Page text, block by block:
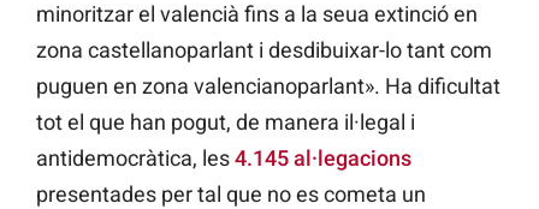
minoritzar el valencià fins a la seua extinció en
zona castellanoparlant i desdibuixar-lo tant com
puguen en zona valencianoparlant». Ha dificultat
tot el que han pogut, de manera il·legal i
antidemocràtica, les4.145 al·legacions
presentades per tal que no es cometa un